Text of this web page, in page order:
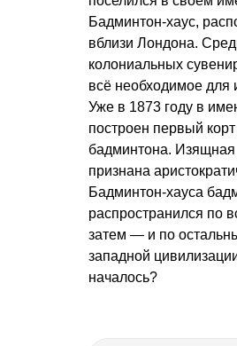
Бадминтон-хаус,
вблизи Лондона.
колониальных
всё необходимое для
Уже в 1873 году в
построен первый
бадминтона.
признана
Бадминтон-хауса
распространился по
затем — и по
западной
началось?